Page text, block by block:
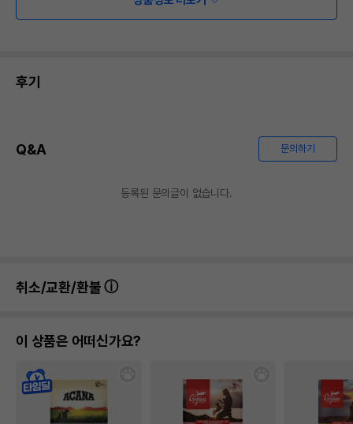
후기
Q&A 문의하기
등록된 문의글이 없습니다.
취소/교환/환불
이 상품은 어떠신가요?